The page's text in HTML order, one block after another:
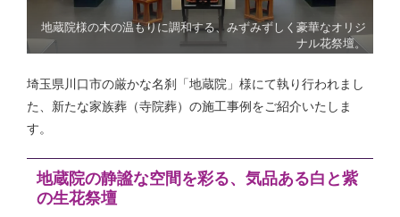
地蔵院様の木の温もりに調和する、みずみずしく豪華なオリジ
ナル花祭壇。
埼玉県川口市の厳かな名刹「地蔵院」様にて執り行われまし
た、新たな家族葬（寺院葬）の施工事例をご紹介いたしま
す。
地蔵院の静謐な空間を彩る、気品ある白と紫
の生花祭壇